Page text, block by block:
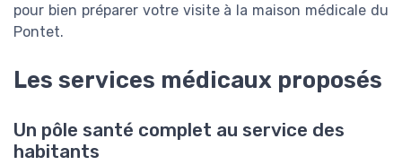
pour bien préparer votre visite à la maison médicale du
Pontet.
Les services médicaux proposés
Un pôle santé complet au service des
habitants